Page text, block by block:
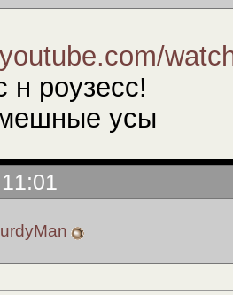
н роузесс!
усы